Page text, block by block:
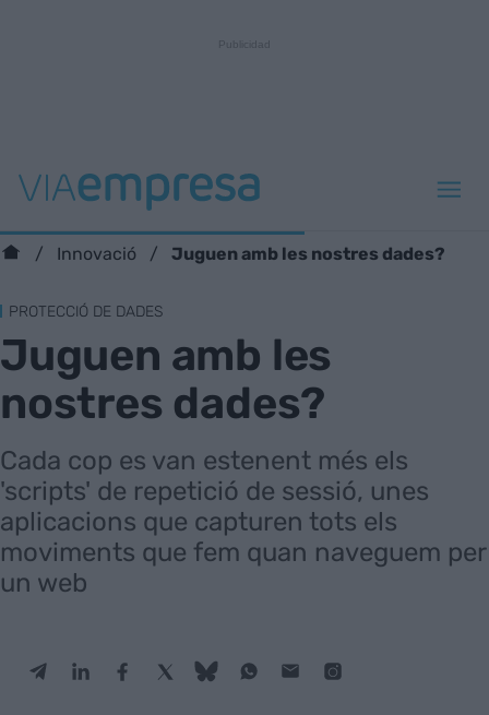
Innovació Juguen amb les nostres dades?
PROTECCIÓ DE DADES
Juguen amb les
nostres dades?
Cada cop es van estenent més els
'scripts' de repetició de sessió, unes
aplicacions que capturen tots els
moviments que fem quan naveguem per
un web